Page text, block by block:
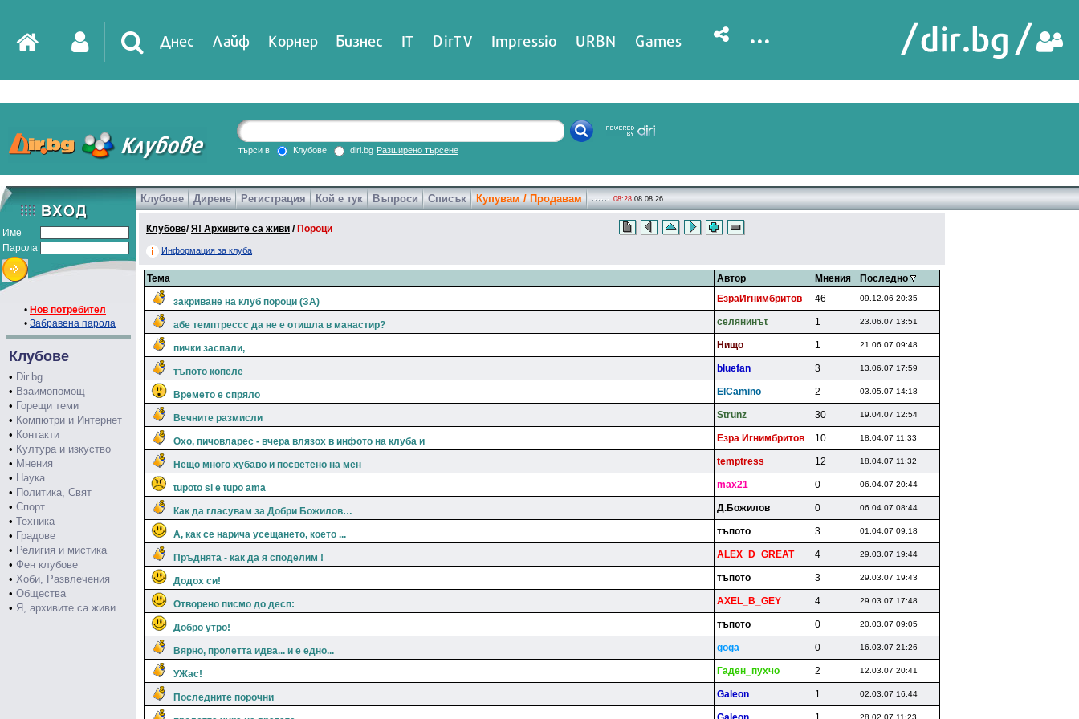
Днес Лайф Корнер Бизнес IT DirTV Impressio URBN Games ...
търси в Клубове diri.bg Разширено търсене
Име
Парола
• Нов потребител
• Забравена парола
Клубове
• Dir.bg
• Взаимопомощ
• Горещи теми
• Компютри и Интернет
• Контакти
• Култура и изкуство
• Мнения
• Наука
• Политика, Свят
• Спорт
• Техника
• Градове
• Религия и мистика
• Фен клубове
• Хоби, Развлечения
• Общества
• Я, архивите са живи
Клубове Дирене Регистрация Кой е тук Въпроси Списък Купувам / Продавам 08:28 08.08.26
Клубове/Я! Архивите са живи / Пороци
Информация за клуба
Тема Автор Мнения Последно
закриване на клуб пороци (ЗА) EзpaИrнимбpитoв 46 09.12.06 20:35
абе темптрессс да не е отишла в манастир? ceлянинъt 1 23.06.07 13:51
пички заспали, Hищo 1 21.06.07 09:48
тъпото копеле bluefan 3 13.06.07 17:59
Времето е спряло ElCamino 2 03.05.07 14:18
Вечните размисли Strunz 30 19.04.07 12:54
Охо, пичовларес - вчера влязох в инфото на клуба и Eзpa Иrнимбpитoв 10 18.04.07 11:33
Нещо много хубаво и посветено на мен temptress 12 18.04.07 11:32
tupoto si e tupo ama max21 0 06.04.07 20:44
Как да гласувам за Добри Божилов… Д.Бoжилoв 0 06.04.07 08:44
А, как се нарича усещането, което ... тъпoтo 3 01.04.07 09:18
Пръднята - как да я споделим ! ALEX_D_GREAT 4 29.03.07 19:44
Додох си! тъпoтo 3 29.03.07 19:43
Отворено писмо до десп: AXEL_B_GEY 4 29.03.07 17:48
Добро утро! тъпoтo 0 20.03.07 09:05
Вярно, пролетта идва... и е едно... goga 0 16.03.07 21:26
УЖас! Гaдeн_пyxчo 2 12.03.07 20:41
Последните порочни Galeon 1 02.03.07 16:44
28.02.07 11:23